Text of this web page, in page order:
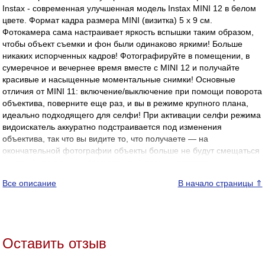
Instax - современная улучшенная модель Instax MINI 12 в белом
цвете. Формат кадра размера MINI (визитка) 5 х 9 см.
Фотокамера сама настраивает яркость вспышки таким образом,
чтобы объект съемки и фон были одинаково яркими! Больше
никаких испорченных кадров! Фотографируйте в помещении, в
сумеречное и вечернее время вместе с MINI 12 и получайте
красивые и насыщенные моментальные снимки! Основные
отличия от MINI 11: включение/выключение при помощи поворота
объектива, поверните еще раз, и вы в режиме крупного плана,
идеально подходящего для селфи! При активации селфи режима
видоискатель аккуратно подстраивается под изменения
объектива, так что вы видите то, что получаете — на
окончательной фотографии объекты больше не будут смещаться
современный и стильный, корпус стал еще тоньше, а
объективом с фокусным расстоянием 60 мм и светосилой f 12
Все описание В начало страницы ⇑
Оставить отзыв